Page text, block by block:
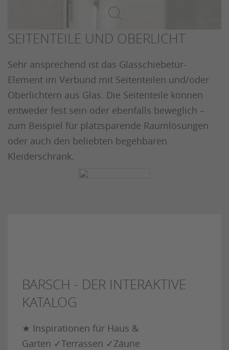
SEITENTEILE UND OBERLICHT
Sehr ansprechend ist das Glasschiebetür-
Element im Verbund mit Seitenteilen und/oder
Oberlichtern aus Glas. Die Seitenteile können
entweder fest sein oder ebenfalls beweglich –
zum Beispiel für platzsparende Raumlösungen
oder auch den beliebten begehbaren
Kleiderschrank.
BARSCH - DER INTERAKTIVE
KATALOG
★ Inspirationen für Haus &
Garten ✓Terrassen ✓Zäune